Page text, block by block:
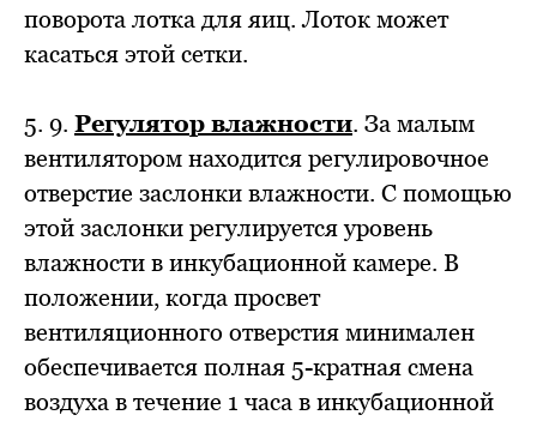
поворота лотка для яиц. Лоток может
касаться этой сетки.
5. 9. Регулятор влажности. За малым
вентилятором находится регулировочное
отверстие заслонки влажности. С помощью
этой заслонки регулируется уровень
влажности в инкубационной камере. В
положении, когда просвет
вентиляционного отверстия минимален
обеспечивается полная 5-кратная смена
воздуха в течение 1 часа в инкубационной